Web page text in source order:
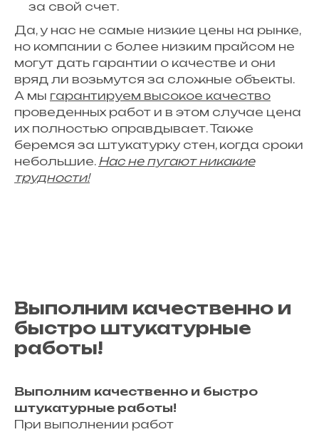
за свой счет.
Да, у нас не самые низкие цены на рынке,
но компании с более низким прайсом не
могут дать гарантии о качестве и они
вряд ли возьмутся за сложные объекты.
А мы гарантируем высокое качество
проведенных работ и в этом случае цена
их полностью оправдывает. Также
беремся за штукатурку стен, когда сроки
небольшие. Нас не пугают никакие
трудности!
Выполним качественно и
быстро штукатурные
работы!
Выполним качественно и быстро
штукатурные работы!
При выполнении работ